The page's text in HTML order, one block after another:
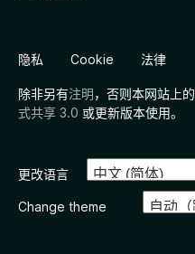
隐私 Cookie 法律
除非另有注明，否则本网站上
式共享 3.0 或更新版本使用。
更改语言
Change theme